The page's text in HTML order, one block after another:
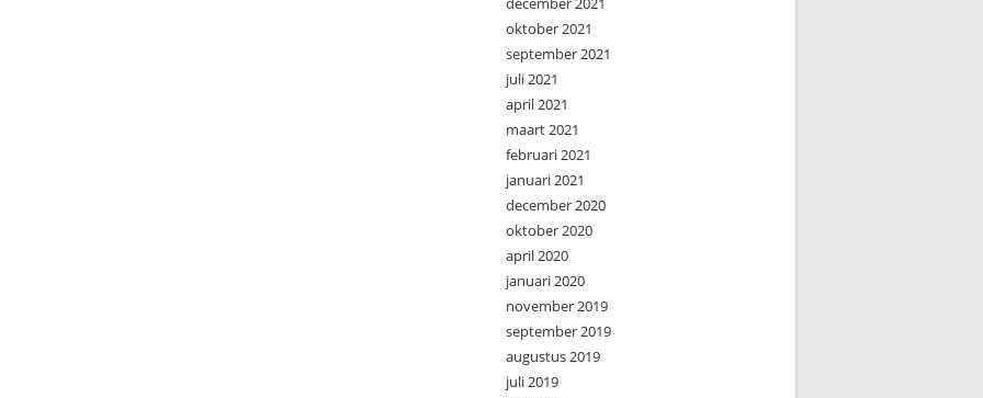
oktober 2021
september 2021
juli 2021
april 2021
maart 2021
februari 2021
januari 2021
december 2020
oktober 2020
april 2020
januari 2020
november 2019
september 2019
augustus 2019
juli 2019